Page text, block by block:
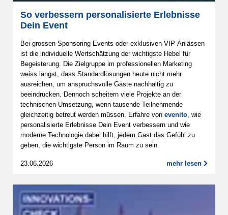
So verbessern personalisierte Erlebnisse
Dein Event
Bei grossen Sponsoring-Events oder exklusiven VIP-Anlässen
ist die individuelle Wertschätzung der wichtigste Hebel für
Begeisterung. Die Zielgruppe im professionellen Marketing
weiss längst, dass Standardlösungen heute nicht mehr
ausreichen, um anspruchsvolle Gäste nachhaltig zu
beeindrucken. Dennoch scheitern viele Projekte an der
technischen Umsetzung, wenn tausende Teilnehmende
gleichzeitig betreut werden müssen. Erfahre von evenito , wie
personalisierte Erlebnisse Dein Event verbessern und wie
moderne Technologie dabei hilft, jedem Gast das Gefühl zu
geben, die wichtigste Person im Raum zu sein.
23.06.2026 mehr lesen